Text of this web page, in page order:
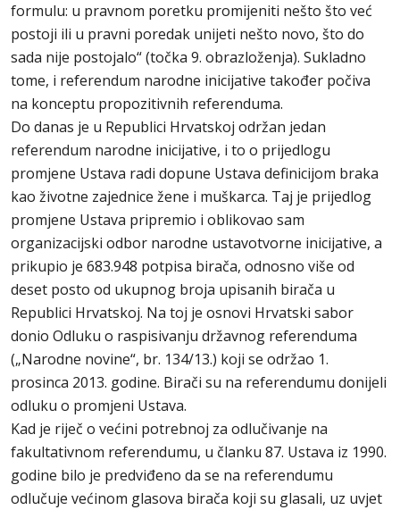
formulu: u pravnom poretku promijeniti nešto što već
postoji ili u pravni poredak unijeti nešto novo, što do
sada nije postojalo“ (točka 9. obrazloženja). Sukladno
tome, i referendum narodne inicijative također počiva
na konceptu propozitivnih referenduma.
Do danas je u Republici Hrvatskoj održan jedan
referendum narodne inicijative, i to o prijedlogu
promjene Ustava radi dopune Ustava definicijom braka
kao životne zajednice žene i muškarca. Taj je prijedlog
promjene Ustava pripremio i oblikovao sam
organizacijski odbor narodne ustavotvorne inicijative, a
prikupio je 683.948 potpisa birača, odnosno više od
deset posto od ukupnog broja upisanih birača u
Republici Hrvatskoj. Na toj je osnovi Hrvatski sabor
donio Odluku o raspisivanju državnog referenduma
(„Narodne novine“, br. 134/13.) koji se održao 1.
prosinca 2013. godine. Birači su na referendumu donijeli
odluku o promjeni Ustava.
Kad je riječ o većini potrebnoj za odlučivanje na
fakultativnom referendumu, u članku 87. Ustava iz 1990.
godine bilo je predviđeno da se na referendumu
odlučuje većinom glasova birača koji su glasali, uz uvjet